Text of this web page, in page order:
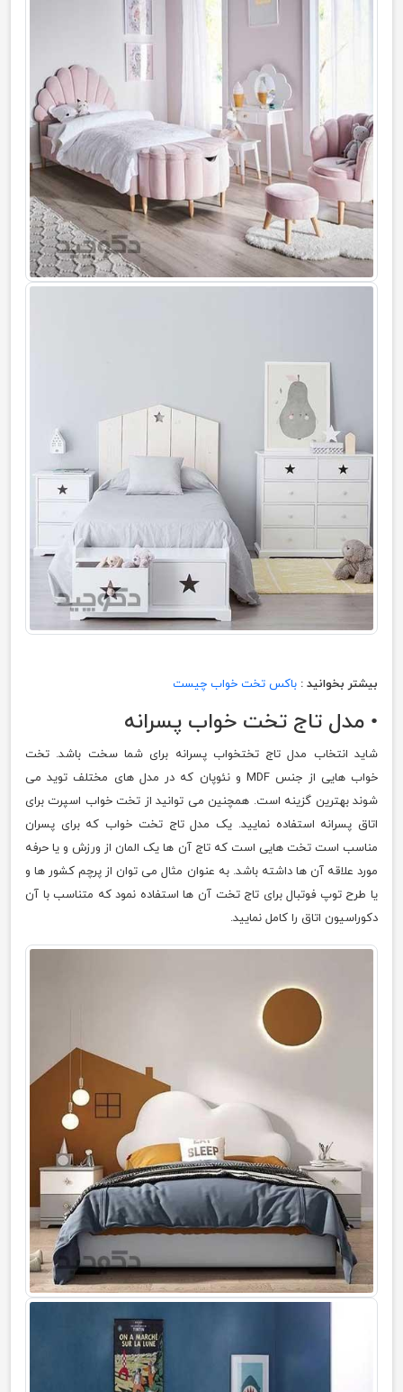
بیشتر بخوانید : باکس تخت خواب چیست
• مدل تاج تخت خواب پسرانه
شاید انتخاب مدل تاج تختخواب پسرانه برای شما سخت باشد. تخت
خواب هایی از جنس MDF و نئوپان که در مدل های مختلف توید می
شوند بهترین گزینه است. همچنین می توانید از تخت خواب اسپرت برای
اتاق پسرانه استفاده نمایید. یک مدل تاج تخت خواب که برای پسران
مناسب است تخت هایی است که تاج آن ها یک المان از ورزش و یا حرفه
مورد علاقه آن ها داشته باشد. به عنوان مثال می توان از پرچم کشور ها و
یا طرح توپ فوتبال برای تاج تخت آن ها استفاده نمود که متناسب با آن
دکوراسیون اتاق را کامل نمایید.